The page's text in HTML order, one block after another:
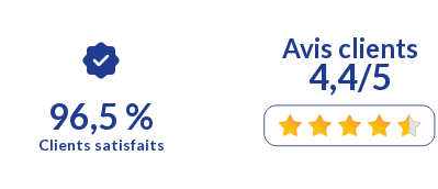
96,5 %
Clients satisfaits
Avis clients
4,4/5